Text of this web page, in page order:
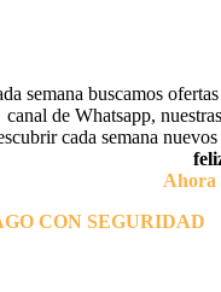
semana buscamos
canal de Whatsapp,
cada semana
Ahora
CON SEGURIDAD